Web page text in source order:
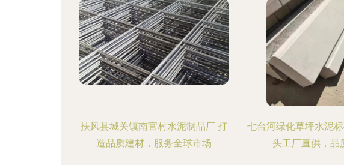
扶风县城关镇南官村水泥制品厂 打
造品质建材，服务全球市场
七台河绿化草坪水泥
头工厂直供，品